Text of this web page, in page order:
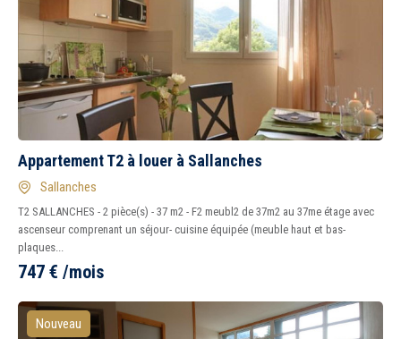
Appartement T2 à louer à Sallanches
Sallanches
T2 SALLANCHES - 2 pièce(s) - 37 m2 - F2 meubl2 de 37m2 au 37me étage avec
ascenseur comprenant un séjour- cuisine équipée (meuble haut et bas-
plaques...
747 € /mois
Nouveau